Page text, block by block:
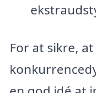
For at sikre,